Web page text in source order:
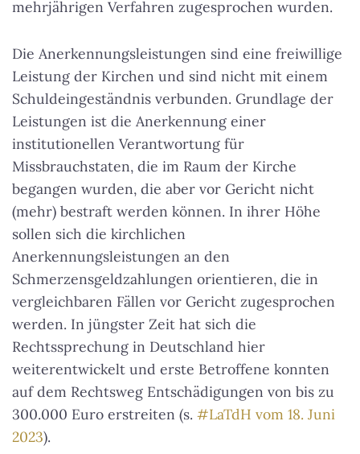
mehrjährigen Verfahren zugesprochen wurden.
Die Anerkennungsleistungen sind eine freiwillige
Leistung der Kirchen und sind nicht mit einem
Schuldeingeständnis verbunden. Grundlage der
Leistungen ist die Anerkennung einer
institutionellen Verantwortung für
Missbrauchstaten, die im Raum der Kirche
begangen wurden, die aber vor Gericht nicht
(mehr) bestraft werden können. In ihrer Höhe
sollen sich die kirchlichen
Anerkennungsleistungen an den
Schmerzensgeldzahlungen orientieren, die in
vergleichbaren Fällen vor Gericht zugesprochen
werden. In jüngster Zeit hat sich die
Rechtssprechung in Deutschland hier
weiterentwickelt und erste Betroffene konnten
auf dem Rechtsweg Entschädigungen von bis zu
300.000 Euro erstreiten (s. #LaTdH vom 18. Juni
2023).